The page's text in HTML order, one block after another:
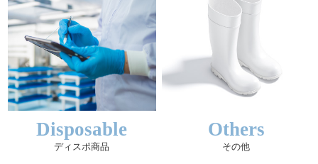
Disposable
ディスポ商品
Others
その他